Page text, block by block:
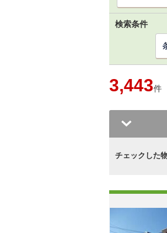
検索条件
3,443件
チェックした